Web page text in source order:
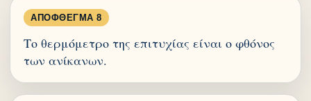
ΑΠΌΦΘΕΓΜΑ 8
Το θερμόμετρο της επιτυχίας είναι ο φθόνος
των ανίκανων.